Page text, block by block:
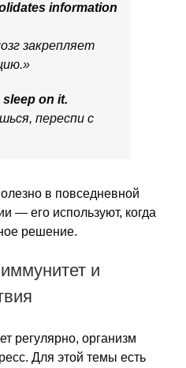
information
закрепляет
sleep on it.
переспи с
в повседневной
— его используют, когда
решение.
и
регулярно, организм
Для этой темы есть